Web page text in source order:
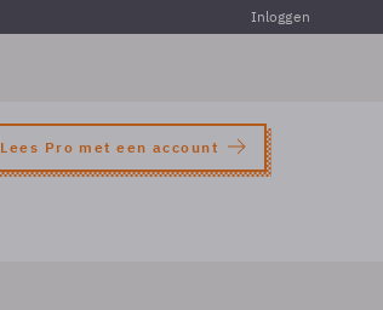
Inloggen
Lees Pro met een account